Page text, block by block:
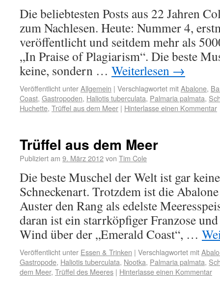
Die beliebtesten Posts aus 22 Jahren
zum Nachlesen. Heute: Nummer 4,
veröffentlicht und seitdem mehr als
„In Praise of Plagiarism“. Die beste
keine, sondern … Weiterlesen →
Veröffentlicht unterAllgemein | Verschlagwortet mitAbalone,
Coast, Gastropoden, Haliotis tuberculata, Palmaria palmata,
Huchette, Trüffel aus dem Meer | Hinterlasse einen Kommentar
Trüffel aus dem Meer
Publiziert am 9. März 2012von Tim Cole
Die beste Muschel der Welt ist gar
Schneckenart. Trotzdem ist die
Auster den Rang als edelste
daran ist ein starrköpfiger Franzose
Wind über der „Emerald Coast“, …
Veröffentlicht unter Essen & Trinken | Verschlagwortet mit
Gastropode, Haliotis tuberculata, Nootka, Palmaria palmata,
dem Meer, Trüffel des Meeres | Hinterlasse einen Kommentar